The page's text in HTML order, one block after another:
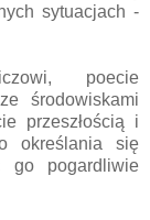
sytuacjach -
poecie
środowiskami
przeszłością i
określania się
go pogardliwie